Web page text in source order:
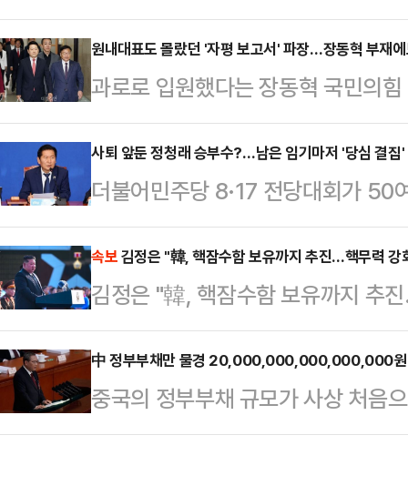
했다.22일 스포츠서울에 따르면 최
알려진 서재원은 사회관계망서비
을 공개했다. 공개된 사진 속 임영
소를 지으며 자연스러운 분위기를
라를 바라보는 모습도 담기는 등 소
16일 생일을 맞아 서울 청계산 인근
를 한 것으로 알려졌다…
원내대표도 몰랐던 '자평 보고서' 파장…장동혁 부재
과로로 입원했다는 장동혁 국민의
에 집중할 방침이다. 달아올랐던 사
으로 들어갈 것이라는 전망이 나왔
서'가 분란에 불을 붙인 모양새다.
산은 차단됐지만, 현재 갈등 양상을
대표는 22일 의료진 권고에 따라
비서실장인 박준태 의원이 브리핑
최고위원회의를 마…
사퇴 앞둔 정청래 승부수?…남은 임기마저 '당심 결
더불어민주당 8·17 전당대회가 50
대표직 사퇴를 앞두고 당원 접촉과
호남 지역 순회와 1인1표제 확대,
권에서는 사실상 전당대회를 겨냥
일 정치권에 따르면 민주당은 오는
성할 예정이다. 차기 당대표 선출을
정 대표는 이르면 24일 대표직에서
를 위해서는 대…
속보김정은 "韓, 핵잠수함 보유까지 추진…핵무력 강
김정은 "韓, 핵잠수함 보유까지 추
한 길…핵보유국 지위 철저히 행사"
中 정부부채만 물경 20,000,000,000,000,000원
중국의 정부부채 규모가 사상 처
을 가볍게 돌파했다. 부동산 시장